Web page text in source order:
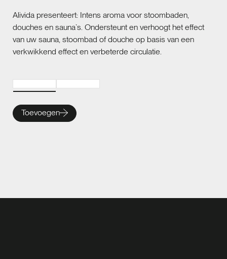
Alivida presenteert: Intens aroma voor stoombaden,
douches en sauna`s. Ondersteunt en verhoogt het effect
van uw sauna, stoombad of douche op basis van een
verkwikkend effect en verbeterde circulatie.
Toevoegen